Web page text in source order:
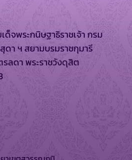
จพระกนิษฐาธิราชเจ้า กรม
ดา ฯ สยามบรมราชกุมารี
ลดา พระราชวังดุสิต